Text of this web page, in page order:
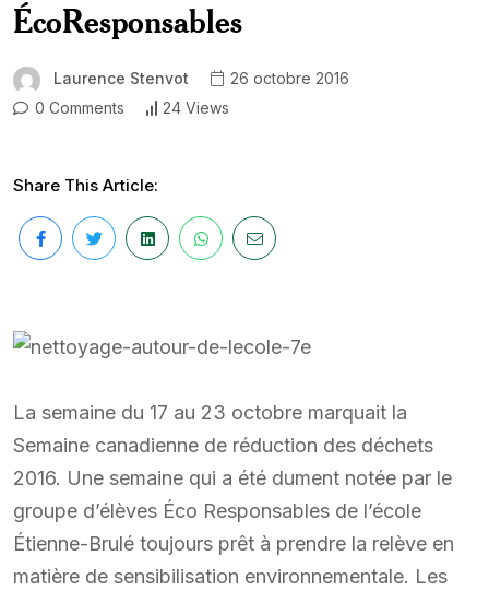
ÉcoResponsables
Laurence Stenvot
26 octobre 2016
0 Comments
24 Views
Share This Article:
La semaine du 17 au 23 octobre marquait la
Semaine canadienne de réduction des déchets
2016. Une semaine qui a été dument notée par le
groupe d’élèves Éco Responsables de l’école
Étienne-Brulé toujours prêt à prendre la relève en
matière de sensibilisation environnementale. Les